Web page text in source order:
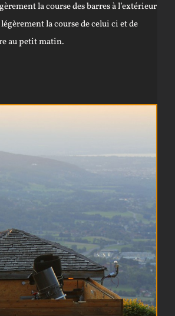
la course des barres à l’extérieur
la course de celui ci et de
au petit matin.